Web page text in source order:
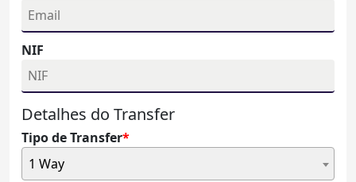
NIF
Detalhes do Transfer
Tipo de Transfer
1 Way